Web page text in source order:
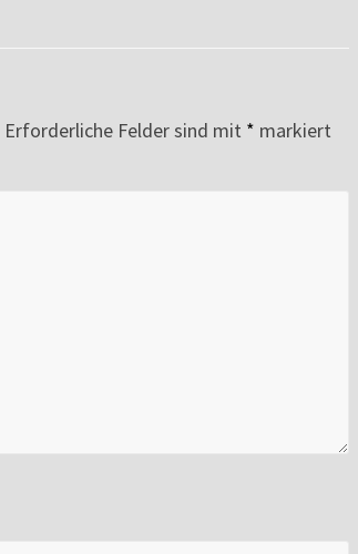
Erforderliche Felder sind mit * markiert